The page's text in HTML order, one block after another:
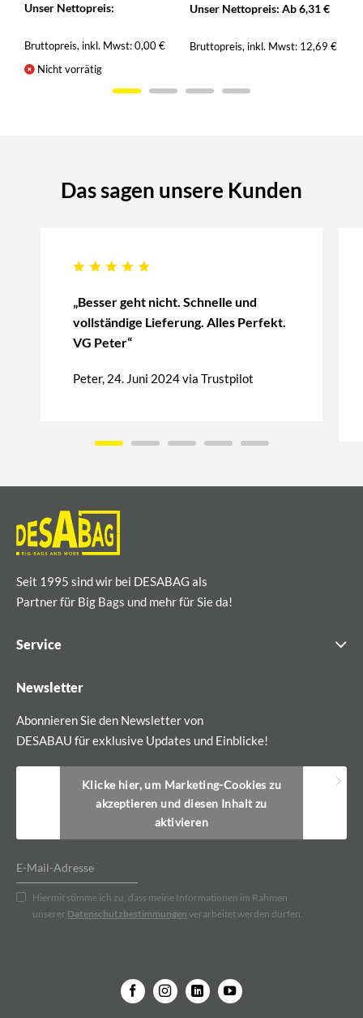
Unser Nettopreis:
Bruttopreis, inkl. Mwst: 0,00€
Nicht vorrätig
Unser Nettopreis: Ab6,31€
Bruttopreis, inkl. Mwst: 12,69 €
Das sagen unsere Kunden
„Besser geht nicht. Schnelle und
vollständige Lieferung. Alles Perfekt.
VG Peter“
Peter, 24. Juni 2024 via Trustpilot
Seit 1995 sind wir bei DESABAG als
Partner für Big Bags und mehr für Sie da!
Service
Newsletter
Abonnieren Sie den Newsletter von
DESABAU für exklusive Updates und Einblicke!
Klicke hier, um Marketing-Cookies zu
akzeptieren und diesen Inhalt zu
aktivieren
Hiermit stimme ich zu, dass meine Informationen im Rahmen
unserer Datenschutzbestimmungen verarbeitet werden dürfen.